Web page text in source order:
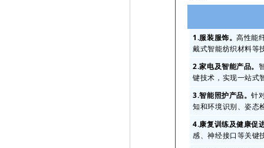
1.服装服饰。高性能
戴式智能纺织材料等
2.家电及智能产品。
键技术，实现一站式
3.智能照护产品。针
知和环境识别、姿态
4.康复训练及健康促
感、神经接口等关键